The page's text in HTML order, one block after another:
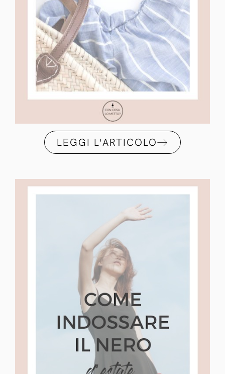
LEGGI L'ARTICOLO